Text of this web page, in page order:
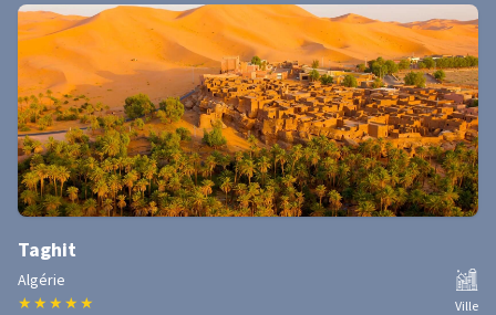
Taghit
Algérie
★ ★ ★ ★ ★ Ville